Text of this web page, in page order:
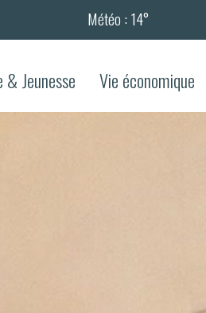
Météo :14°
& Jeunesse Vie économique